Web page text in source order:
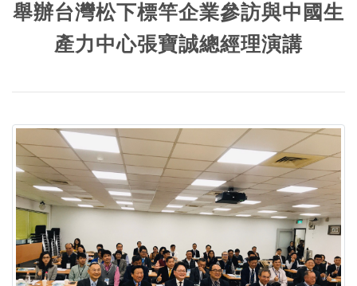
舉辦台灣松下標竿企業參訪與中國生
產力中心張寶誠總經理演講